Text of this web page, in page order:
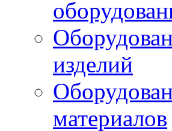
изделий
материалов